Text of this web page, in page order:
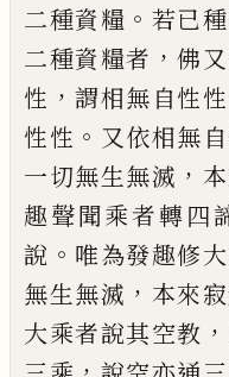
二種資糧 。 若已
二種資糧者 ，佛
性 ，謂相無自性性
性性 。 又依相無
一切無生無滅 ，
趣聲聞乘者轉四
說 。 唯為發趣修
無生無滅 ， 本來
大乘者說其空教 ，